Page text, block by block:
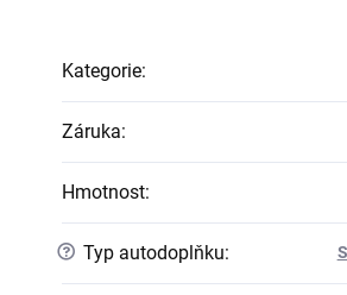
Kategorie:
Záruka:
Hmotnost:
? Typ autodoplňku: